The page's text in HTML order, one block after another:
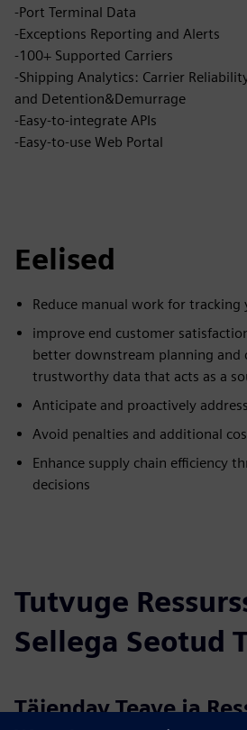
-Port Terminal Data
-Exceptions Reporting and Alerts
-100+ Supported Carriers
-Shipping Analytics: Carrier
and Detention&Demurrage
-Easy-to-integrate APIs
-Easy-to-use Web Portal
Eelised
Reduce manual work for tracking
improve end customer
better downstream planning and
trustworthy data that acts as a
Anticipate and proactively
Avoid penalties and additional
Enhance supply chain efficiency
decisions
Tutvuge
Sellega Seotud
Täiendav Teave ja